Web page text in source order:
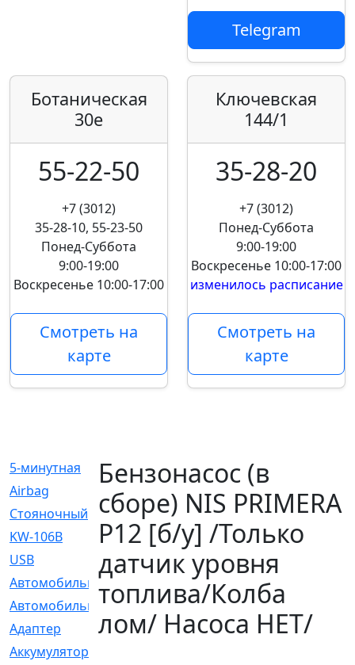
Telegram
Ботаническая
30е
55-22-50
+7 (3012)
35-28-10, 55-23-50
Понед-Суббота
9:00-19:00
Воскресенье 10:00-17:00
Смотреть на
карте
Ключевская
144/1
35-28-20
+7 (3012)
Понед-Суббота
9:00-19:00
Воскресенье 10:00-17:00
изменилось расписание
Смотреть на
карте
5-минутная
[1]
Airbag
Cтояночный
[1]
KW-106B
[0]
USB
[6]
Автомобильное
Автомобильный
[6]
Адаптер
[3]
Аккумулятор
Бензонасос (в
сборе) NIS PRIMERA
P12 [б/у] /Только
датчик уровня
топлива/Колба
лом/ Насоса НЕТ/